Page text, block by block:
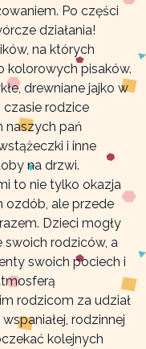
Po części
działania!
na których
kolorowych pisaków.
drewniane jajko w
czasie rodzice
naszych pań
i inne
na drzwi.
to nie tylko okazja
ozdób, ale przede
Dzieci mogły
swoich rodziców, a
swoich pociech i
rodzicom za udział
rodzinnej
kolejnych